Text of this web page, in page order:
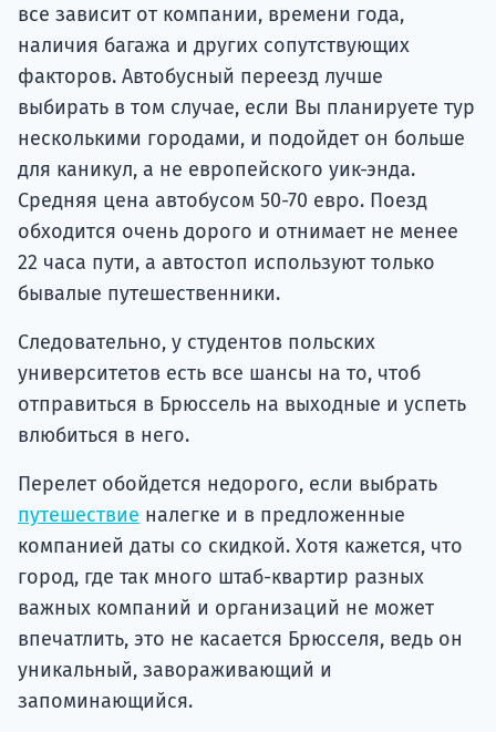
все зависит от компании, времени года,
наличия багажа и других сопутствующих
факторов. Автобусный переезд лучше
выбирать в том случае, если Вы планируете тур
несколькими городами, и подойдет он больше
для каникул, а не европейского уик-энда.
Средняя цена автобусом 50-70 евро. Поезд
обходится очень дорого и отнимает не менее
22 часа пути, а автостоп используют только
бывалые путешественники.
Следовательно, у студентов польских
университетов есть все шансы на то, чтоб
отправиться в Брюссель на выходные и успеть
влюбиться в него.
Перелет обойдется недорого, если выбрать
путешествие налегке и в предложенные
компанией даты со скидкой. Хотя кажется, что
город, где так много штаб-квартир разных
важных компаний и организаций не может
впечатлить, это не касается Брюсселя, ведь он
уникальный, завораживающий и
запоминающийся.